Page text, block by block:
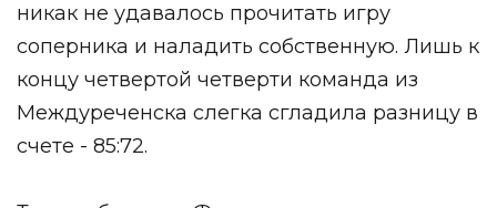
никак не удавалось прочитать игру
соперника и наладить собственную. Лишь к
концу четвертой четверти команда из
Междуреченска слегка сгладила разницу в
счете - 85:72.